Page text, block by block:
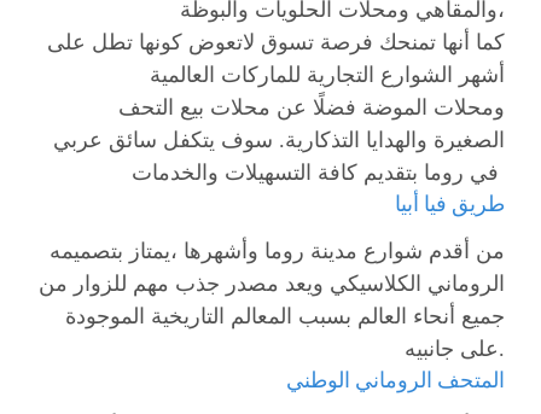
والمقاهي ومحلات الحلويات والبوظة،
كما أنها تمنحك فرصة تسوق لاتعوض كونها تطل على
أشهر الشوارع التجارية للماركات العالمية
الصغيرة والهدايا التذكارية. سوف يتكفل سائق عربي
طريق فيا أبيا
من أقدم شوارع مدينة روما وأشهرها ،يمتاز بتصميمه
الروماني الكلاسيكي ويعد مصدر جذب مهم للزوار من
جميع أنحاء العالم بسبب المعالم التاريخية الموجودة
على جانبيه.
المتحف الروماني الوطني